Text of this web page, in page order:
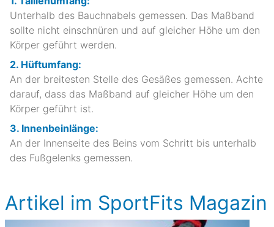
Unterhalb des Bauchnabels gemessen. Das Maßband
sollte nicht einschnüren und auf gleicher Höhe um den
Körper geführt werden.
2. Hüftumfang:
An der breitesten Stelle des Gesäßes gemessen. Achte
darauf, dass das Maßband auf gleicher Höhe um den
Körper geführt ist.
3. Innenbeinlänge:
An der Innenseite des Beins vom Schritt bis unterhalb
des Fußgelenks gemessen.
Artikel im SportFits Magazin